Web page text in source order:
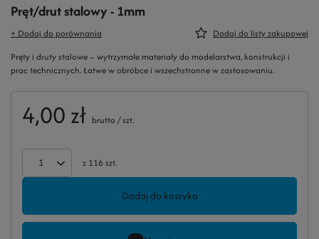
Pręt/drut stalowy - 1mm
+ Dodaj do porównania
Dodaj do listy zakupowej
Pręty i druty stalowe – wytrzymałe materiały do modelarstwa, konstrukcji i
prac technicznych. Łatwe w obróbce i wszechstronne w zastosowaniu.
4,00 zł brutto /szt.
z 116szt.
Dodaj do koszyka